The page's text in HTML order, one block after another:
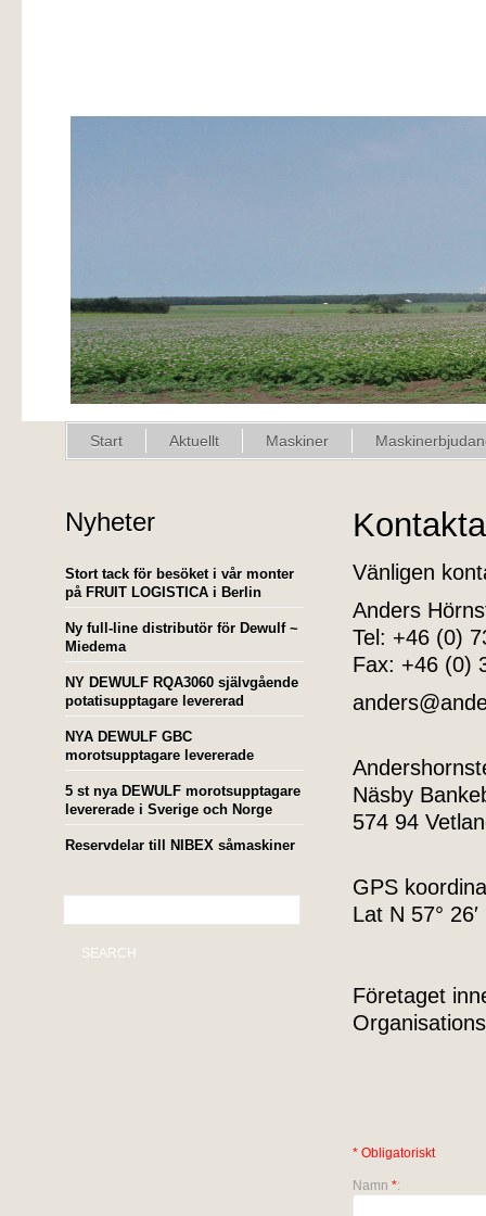
Start Aktuellt Maskiner
Nyheter
Stort tack för besöket i vår monter
på FRUIT LOGISTICA i Berlin
Ny full-line distributör för Dewulf ~
Miedema
NY DEWULF RQA3060 självgående
potatisupptagare levererad
NYA DEWULF GBC
morotsupptagare levererade
5 st nya DEWULF morotsupptagare
levererade i Sverige och Norge
Reservdelar till NIBEX såmaskiner
SEARCH
Vänligen
Anders
Tel: +46 (0)
Fax: +46 (0)
Näsby
574 94
GPS
Lat N 57° 26′
Företaget
* Obligatoriskt
Namn *: